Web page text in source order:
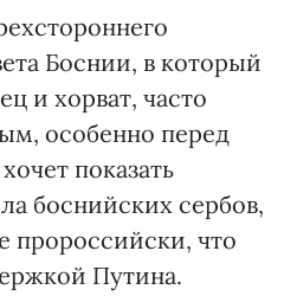
Боснии, в который
и хорват, часто
особенно перед
показать
боснийских сербов,
пророссийски, что
Путина.